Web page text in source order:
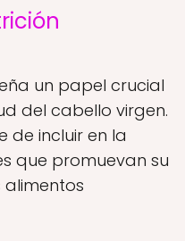
un papel crucial
del cabello virgen.
de incluir en la
que promuevan su
alimentos